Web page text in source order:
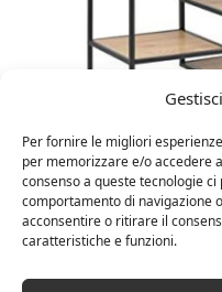
Per fornire le migliori
per memorizzare e/o accedere
consenso a queste tecnologie
comportamento di navigazione
acconsentire o ritirare il
caratteristiche e funzioni.
Amazon Basics Martin
(Lu x La x A), effetto
marchio Movian)